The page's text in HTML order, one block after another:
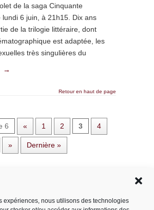
expériences, nous utilisons des technologies
de la saga Cinquante
lundi 6 juin, à 21h15. Dix ans
de la trilogie littéraire, dont
est adaptée, les
très singulières du
→
Retour en haut de page
6 « 1 2 3 4
» Dernière »